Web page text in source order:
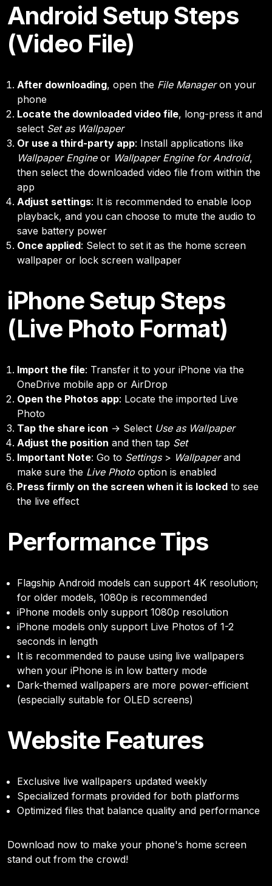
Android Setup Steps
(Video File)
After downloading, open the File Manageron your
phone
Locate the downloaded video file, long-press it and
select Set as Wallpaper
Or use a third-party app: Install applications like
Wallpaper Engineor Wallpaper Engine for Android,
then select the downloaded video file from within the
app
Adjust settings: It is recommended to enable loop
playback, and you can choose to mute the audio to
save battery power
Once applied: Select to set it as the home screen
wallpaper or lock screen wallpaper
iPhone Setup Steps
(Live Photo Format)
Import the file: Transfer it to your iPhone via the
OneDrive mobile app or AirDrop
Open the Photos app: Locate the imported Live
Photo
Tap the share icon → Select Use as Wallpaper
Adjust the position and then tap Set
Important Note: Go to Settings> Wallpaperand
make sure the Live Photo option is enabled
Press firmly on the screen when it is locked to see
the live effect
Performance Tips
Flagship Android models can support 4K resolution;
for older models, 1080p is recommended
iPhone models only support 1080p resolution
iPhone models only support Live Photos of 1-2
seconds in length
It is recommended to pause using live wallpapers
when your iPhone is in low battery mode
Dark-themed wallpapers are more power-efficient
(especially suitable for OLED screens)
Website Features
Exclusive live wallpapers updated weekly
Specialized formats provided for both platforms
Optimized files that balance quality and performance
Download now to make your phone's home screen
stand out from the crowd!